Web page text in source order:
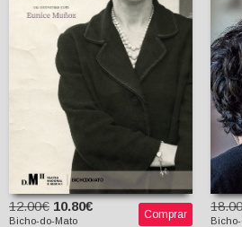
Vìtor Pavão dos
Santos
12.00€ 10.80€
Bicho-do-Mato Comprar